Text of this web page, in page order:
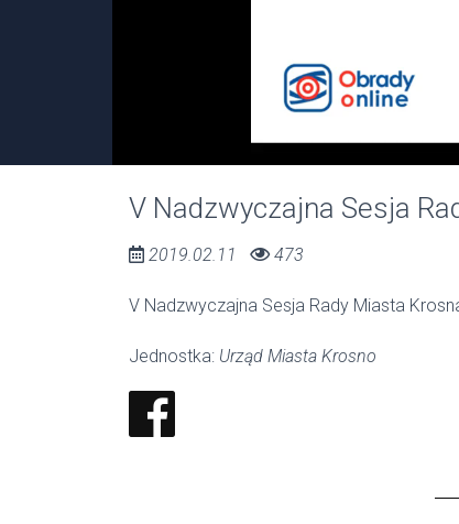
V Nadzwyczajna Sesja
2019.02.11 473
V Nadzwyczajna Sesja Rady Miasta
Jednostka: Urząd Miasta Krosno